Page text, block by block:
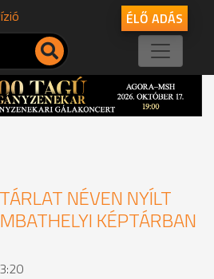
ÉLŐ ADÁS
NÉVEN NYÍLT
KÉPTÁRBAN